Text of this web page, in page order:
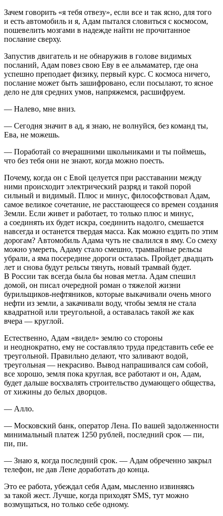
Зачем говорить «я тебя отвезу», если все и так ясно, для того
и есть автомобиль и я, Адам пытался словиться с космосом,
пошевелить мозгами в надежде найти не прочитанное
послание сверху.
Запустив двигатель и не обнаружив в голове видимых
посланий, Адам повез свою Еву в ее альмаматер, где она
успешно преподает физику, первый курс. С космоса ничего,
послание может быть зашифровано, если посылают, то ясное
дело не для средних умов, напряжемся, расшифруем.
— Налево, мне вниз.
— Сегодня значит в ад, я знаю, не волнуйся, без команд ты,
Ева, не можешь.
— Поработай со вчерашними школьниками и ты поймешь,
что без тебя они не знают, когда можно поесть.
Почему, когда он с Евой целуется при расставании между
ними происходит электрический разряд и такой порой
сильный и видимый. Плюс и минус, философствовал Адам,
самое великое сочетание, не расстающееся со времен создания
Земли. Если живет и работает, то только плюс и минус,
а соединять их будет искра, соединить надолго, смешается
навсегда и останется твердая масса. Как можно ездить по этим
дорогам? Автомобиль Адама чуть не свалился в яму. Со смеху
можно умереть, Адаму стало смешно, трамвайные рельсы
убрали, а яма посередине дороги осталась. Пройдет двадцать
лет и снова будут рельсы тянуть, новый трамвай будет.
В России так всегда была бы новая метла. Адам спешил
домой, он писал очередной роман о тяжелой жизни
бурильщиков-нефтяников, которые выкачивали очень много
нефти из земли, а закачивали воду, чтобы земля не стала
квадратной или треугольной, а оставалась такой же как
вчера — круглой.
Естественно, Адам «видел» землю со стороны
и неоднократно, ему не составляло труда представить себе ее
треугольной. Правильно делают, что заливают водой,
треугольная — некрасиво. Вывод напрашивался сам собой,
все хорошо, земля пока круглая, все работают и он, Адам,
будет дальше восхвалять строительство думающего общества,
от хижины до белых дворцов.
— Алло.
— Московский банк, оператор Лена. По вашей задолженности
минимальный платеж 1250 рублей, последний срок — пи,
пи, пи.
— Знаю я, когда последний срок. — Адам обреченно закрыл
телефон, не дав Лене доработать до конца.
Это ее работа, убеждал себя Адам, мысленно извиняясь
за такой жест. Лучше, когда приходят SMS, тут можно
возмущаться, но только себе одному.